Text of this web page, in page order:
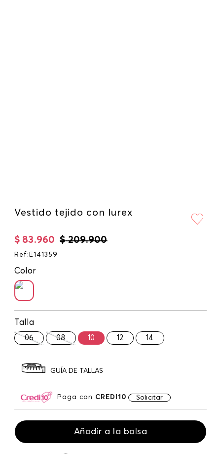
Vestido tejido con lurex
$ 209.900
$ 83.960
Ref : E141359
Color
Talla
06 08 10 12 14
GUÍA DE TALLAS
Paga con CREDI10 Solicitar
Añadir a la bolsa